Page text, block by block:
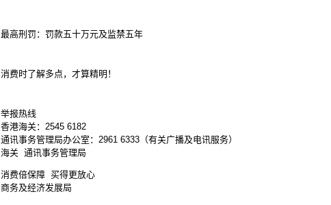
最高刑罚：罚款五十万元及监禁五年
消费时了解多点，才算精明！
举报热线
香港海关：2545 6182
通讯事务管理局办公室：2961 6333（有关广播及电讯服务）
海关 通讯事务管理局
消费倍保障 买得更放心
商务及经济发展局